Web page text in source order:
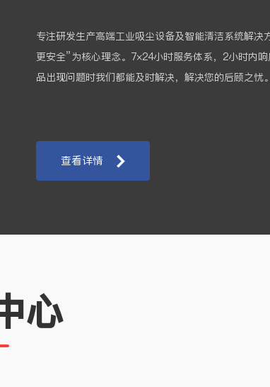
专注研发生产高端工业吸尘设备及智能清洁系统解决
更安全”为核心理念。7×24小时服务体系，2小时内
品出现问题时我们都能及时解决，解决您的后顾之忧。
查看详情
心